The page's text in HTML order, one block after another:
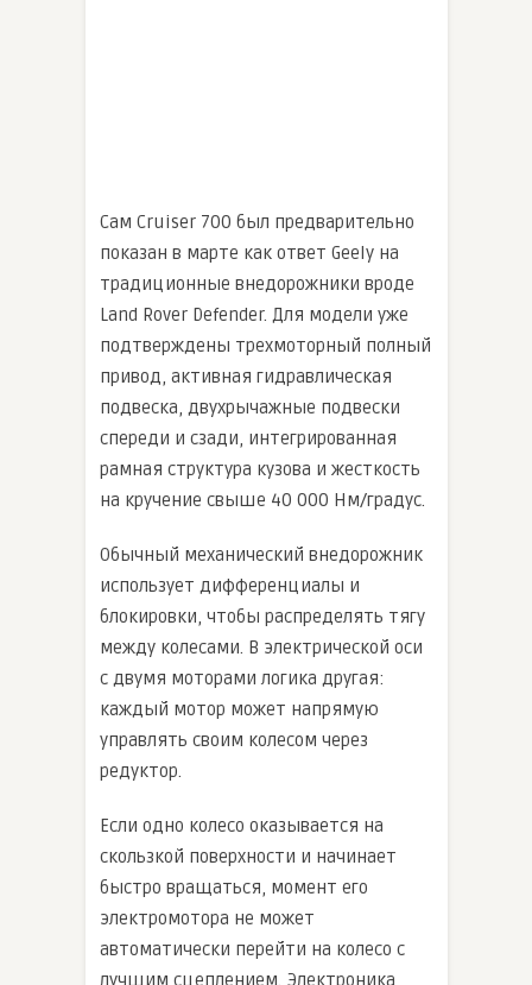
Сам Cruiser 700 был предварительно
показан в марте как ответ Geely на
традиционные внедорожники вроде
Land Rover Defender. Для модели уже
подтверждены трехмоторный полный
привод, активная гидравлическая
подвеска, двухрычажные подвески
спереди и сзади, интегрированная
рамная структура кузова и жесткость
на кручение свыше 40 000 Нм/градус.
Обычный механический внедорожник
использует дифференциалы и
блокировки, чтобы распределять тягу
между колесами. В электрической оси
с двумя моторами логика другая:
каждый мотор может напрямую
управлять своим колесом через
редуктор.
Если одно колесо оказывается на
скользкой поверхности и начинает
быстро вращаться, момент его
электромотора не может
автоматически перейти на колесо с
лучшим сцеплением. Электроника